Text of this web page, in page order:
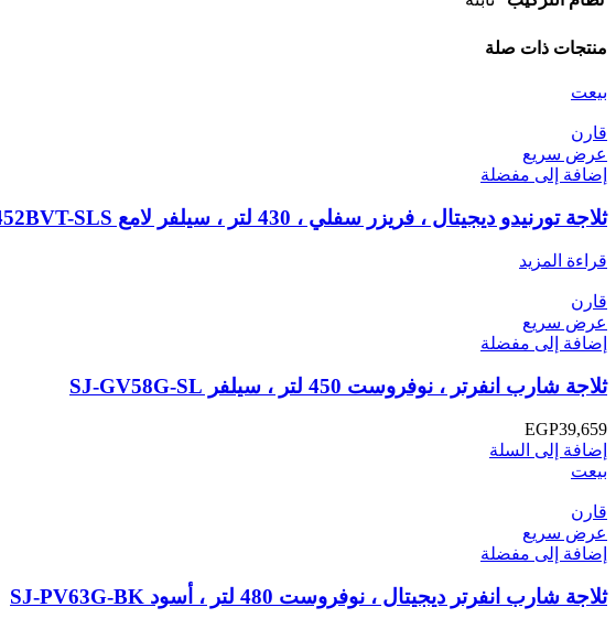
منتجات ذات صلة
بيعت
قارن
عرض سريع
إضافة إلى مفضلة
ثلاجة تورنيدو ديجيتال ، فريزر سفلي ، 430 لتر ، سيلفر لامع RF-452BVT-SLS
قراءة المزيد
قارن
عرض سريع
إضافة إلى مفضلة
ثلاجة شارب انفرتر ، نوفروست 450 لتر ، سيلفر SJ-GV58G-SL
EGP39,659
إضافة إلى السلة
بيعت
قارن
عرض سريع
إضافة إلى مفضلة
ثلاجة شارب انفرتر ديجيتال ، نوفروست 480 لتر ، أسود SJ-PV63G-BK